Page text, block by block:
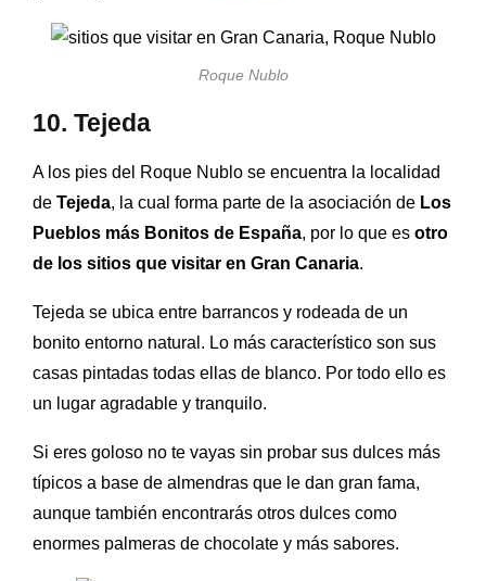
Roque Nublo
10. Tejeda
A los pies del Roque Nublo se encuentra la localidad
de Tejeda, la cual forma parte de la asociación de Los
Pueblos más Bonitos de España, por lo que es otro
de los sitios que visitar en Gran Canaria.
Tejeda se ubica entre barrancos y rodeada de un
bonito entorno natural. Lo más característico son sus
casas pintadas todas ellas de blanco. Por todo ello es
un lugar agradable y tranquilo.
Si eres goloso no te vayas sin probar sus dulces más
típicos a base de almendras que le dan gran fama,
aunque también encontrarás otros dulces como
enormes palmeras de chocolate y más sabores.